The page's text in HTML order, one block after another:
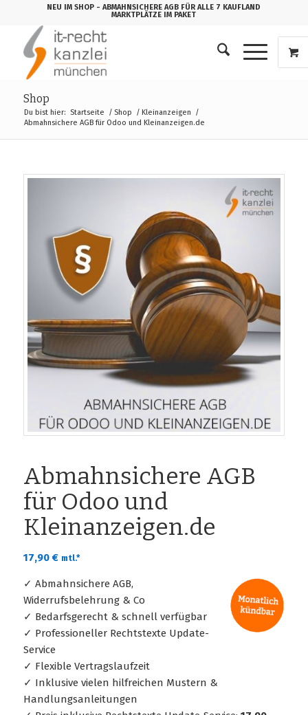
NEU IM SHOP - ABMAHNSICHERE AGB FÜR ALLE 7 KAUFLAND
MARKTPLÄTZE IM PAKET
Shop
Du bist hier: Startseite / Shop / Kleinanzeigen
/
Abmahnsichere AGB für Odoo und Kleinanzeigen.de
Abmahnsichere AGB
für Odoo und
Kleinanzeigen.de
17,90€ mtl.*
✓ Abmahnsichere AGB,
Widerrufsbelehrung & Co
✓ Bedarfsgerecht & schnell verfügbar
✓ Professioneller Rechtstexte Update-
Service
✓ Flexible Vertragslaufzeit
✓ Inklusive vielen hilfreichen Mustern &
Handlungsanleitungen